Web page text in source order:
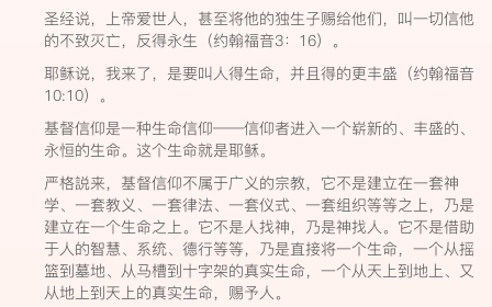
圣经说，上帝爱世人，甚至将他的独生子赐给他们，叫一切信他
的不致灭亡，反得永生（约翰福音3：16）。
耶稣说，我来了，是要叫人得生命，并且得的更丰盛（约翰福音
10:10）。
基督信仰是一种生命信仰——信仰者进入一个崭新的、丰盛的、
永恒的生命。这个生命就是耶稣。
严格説来，基督信仰不属于广义的宗教，它不是建立在一套神
学、一套教义、一套律法、一套仪式、一套组织等等之上，乃是
建立在一个生命之上。它不是人找神，乃是神找人。它不是借助
于人的智慧、系统、德行等等，乃是直接将一个生命，一个从摇
篮到墓地、从马槽到十字架的真实生命，一个从天上到地上、又
从地上到天上的真实生命，赐予人。